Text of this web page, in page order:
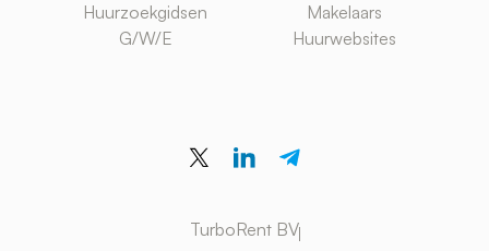
Huurzoekgidsen
G/W/E
Makelaars
Huurwebsites
TurboRent BV